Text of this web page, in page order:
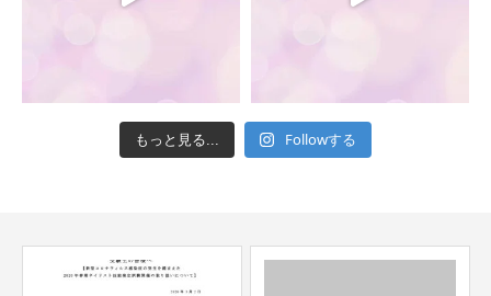
もっと見る... Followする